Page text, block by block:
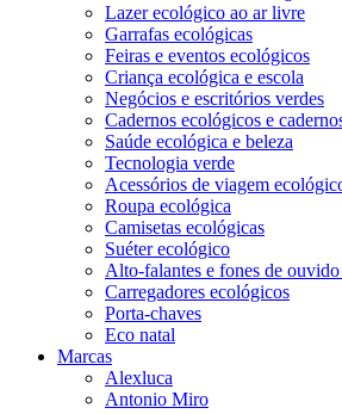
Lazer ecológico ao ar livre
Garrafas ecológicas
Feiras e eventos ecológicos
Criança ecológica e escola
Negócios e escritórios verdes
Cadernos ecológicos e
Saúde ecológica e beleza
Tecnologia verde
Acessórios de viagem
Roupa ecológica
Camisetas ecológicas
Suéter ecológico
Alto-falantes e fones de
Carregadores ecológicos
Porta-chaves
Eco natal
Marcas
Alexluca
Antonio Miro